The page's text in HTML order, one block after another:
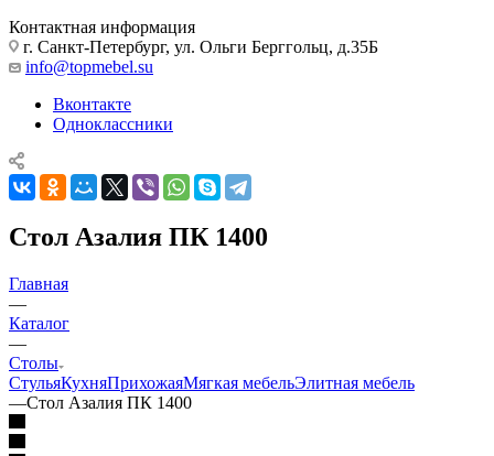
Контактная информация
г. Санкт-Петербург, ул. Ольги Берггольц, д.35Б
info@topmebel.su
Вконтакте
Одноклассники
Стол Азалия ПК 1400
Главная
—
Каталог
—
Столы
СтульяКухняПрихожаяМягкая мебельЭлитная мебель
—Стол Азалия ПК 1400